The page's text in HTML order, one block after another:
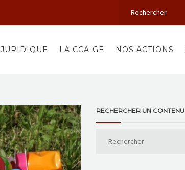
JURIDIQUE LA CCA-GE NOS ACTIONS
RECHERCHER UN CONTENU